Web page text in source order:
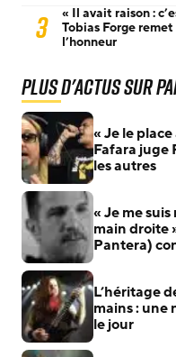
3
« Il avait raison :
Tobias Forge
l’honneur
Plus d'actus sur
« Je le
Fafara juge
les autres
« Je me
main droite
Pantera)
L’héritage
mains : une
le jour